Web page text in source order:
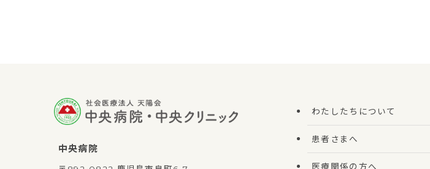
わたしたちについて
患者さまへ
医療関係の方へ
中央病院